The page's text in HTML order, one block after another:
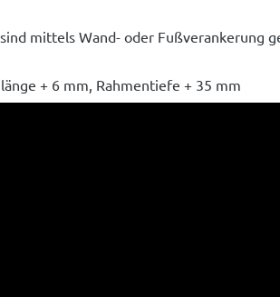
mittels Wand- oder Fußverankerung
+ 6 mm, Rahmentiefe + 35 mm